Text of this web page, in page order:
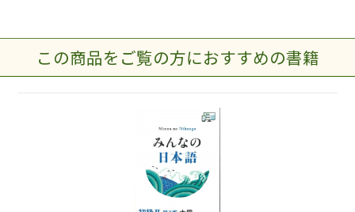
この商品をご覧の方におすすめの書籍